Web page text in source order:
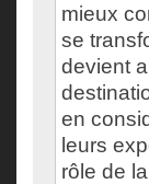
mieux
se
devient
en
leurs
rôle de